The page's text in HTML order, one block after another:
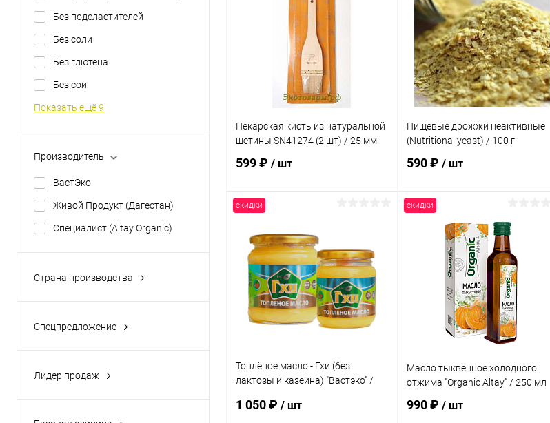
Без подсластителей
Без соли
Без глютена
Без сои
Показать ещё 9
Производитель
ВастЭко
Живой Продукт (Дагестан)
Специалист (Altay Organic)
Страна производства
Польша
Спецпредложение
Лидер продаж
Купить в 1 клик
В избранное Под заказ
Купить в 1 клик Сравнение
В избранное Под заказ
Пекарская кисть из натуральной
щетины SN41274 (2 шт) / 25 мм
599 ₽ / шт
Купить в 1 клик Сравнение
В избранное Под заказ
Пищевые дрожжи неактивные
(Nutritional yeast) / 100 г
590 ₽ / шт
В корзину
Купить в 1 клик Сравнение
В избранное Под заказ
скидки
Топлёное масло - Гхи (без
лактозы и казеина) "Вастэко" /
1 050 ₽ / шт
скидки
Масло тыквенное холодного
отжима "Organic Altay" / 250 мл
990 ₽ / шт